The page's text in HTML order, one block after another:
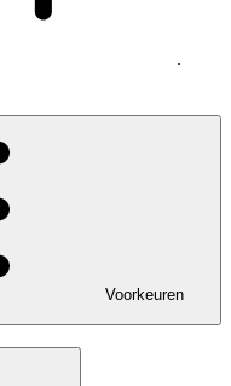
.
Voorkeuren